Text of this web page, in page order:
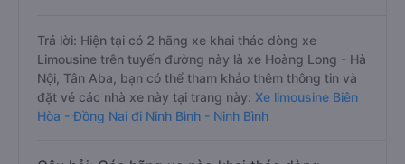
Trả lời: Hiện tại có 2 hãng xe khai thác dòng xe
Limousine trên tuyến đường này là xe Hoàng Long - Hà
Nội, Tân Aba, bạn có thể tham khảo thêm thông tin và
đặt vé các nhà xe này tại trang này: Xe limousine Biên
Hòa - Đồng Nai đi Ninh Bình - Ninh Bình